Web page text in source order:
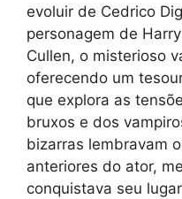
evoluir de Cedrico
personagem de
Cullen, o misterioso
oferecendo um
que explora as
bruxos e dos
bizarras lembravam
anteriores do ator,
conquistava seu